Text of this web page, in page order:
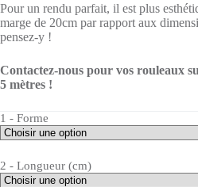
Pour un rendu parfait, il est plus
marge de 20cm par rapport aux
pensez-y !
Contactez-nous pour vos rouleaux
5 mètres !
1 - Forme
2 - Longueur (cm)